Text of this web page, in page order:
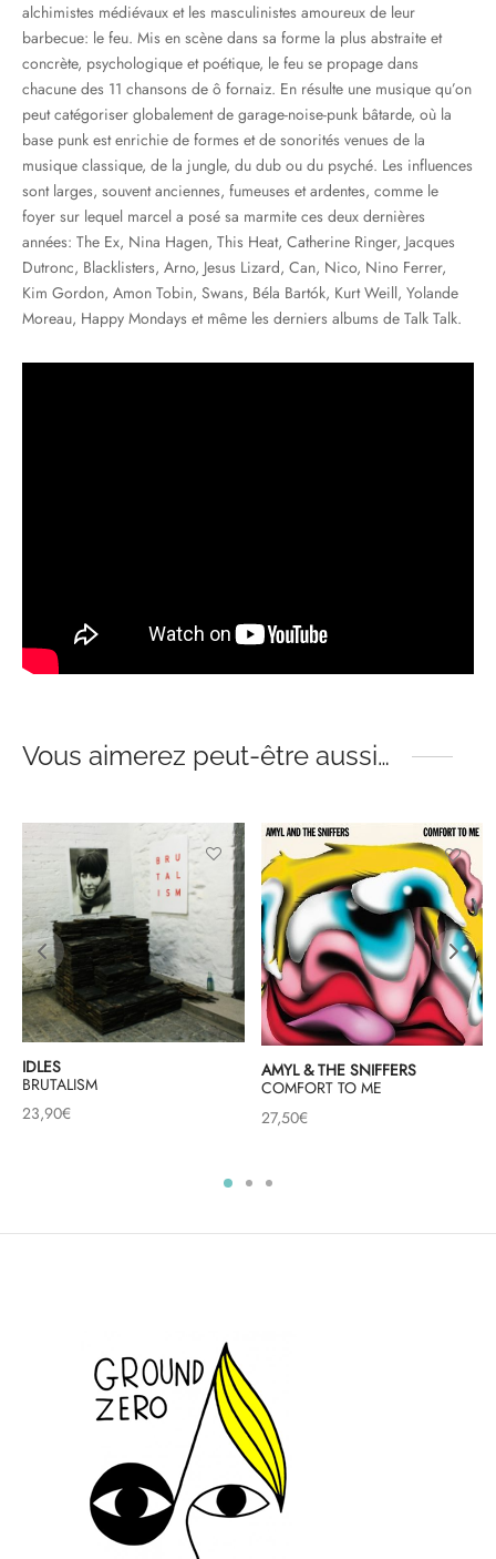
alchimistes médiévaux et les masculinistes amoureux de leur
barbecue: le feu. Mis en scène dans sa forme la plus abstraite et
concrète, psychologique et poétique, le feu se propage dans
chacune des 11 chansons de ô fornaiz. En résulte une musique qu’on
peut catégoriser globalement de garage-noise-punk bâtarde, où la
base punk est enrichie de formes et de sonorités venues de la
musique classique, de la jungle, du dub ou du psyché. Les influences
sont larges, souvent anciennes, fumeuses et ardentes, comme le
foyer sur lequel marcel a posé sa marmite ces deux dernières
années: The Ex, Nina Hagen, This Heat, Catherine Ringer, Jacques
Dutronc, Blacklisters, Arno, Jesus Lizard, Can, Nico, Nino Ferrer,
Kim Gordon, Amon Tobin, Swans, Béla Bartók, Kurt Weill, Yolande
Moreau, Happy Mondays et même les derniers albums de Talk Talk.
Vous aimerez peut-être aussi…
IDLES
BRUTALISM
23,90€
AMYL & THE SNIFFERS
COMFORT TO ME
27,50€